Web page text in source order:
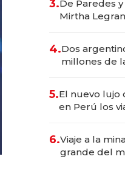
marcas "fast
3.De Paredes
Mirtha
deportivo y
4.Dos
millones de
5.El nuevo lujo
en Perú los
6.Viaje a la
grande del